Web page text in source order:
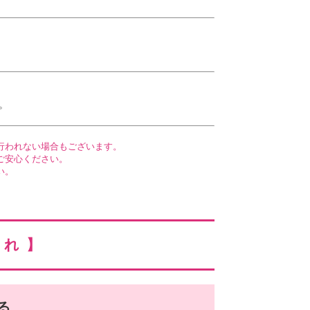
れない場合もございます。
心ください。
】